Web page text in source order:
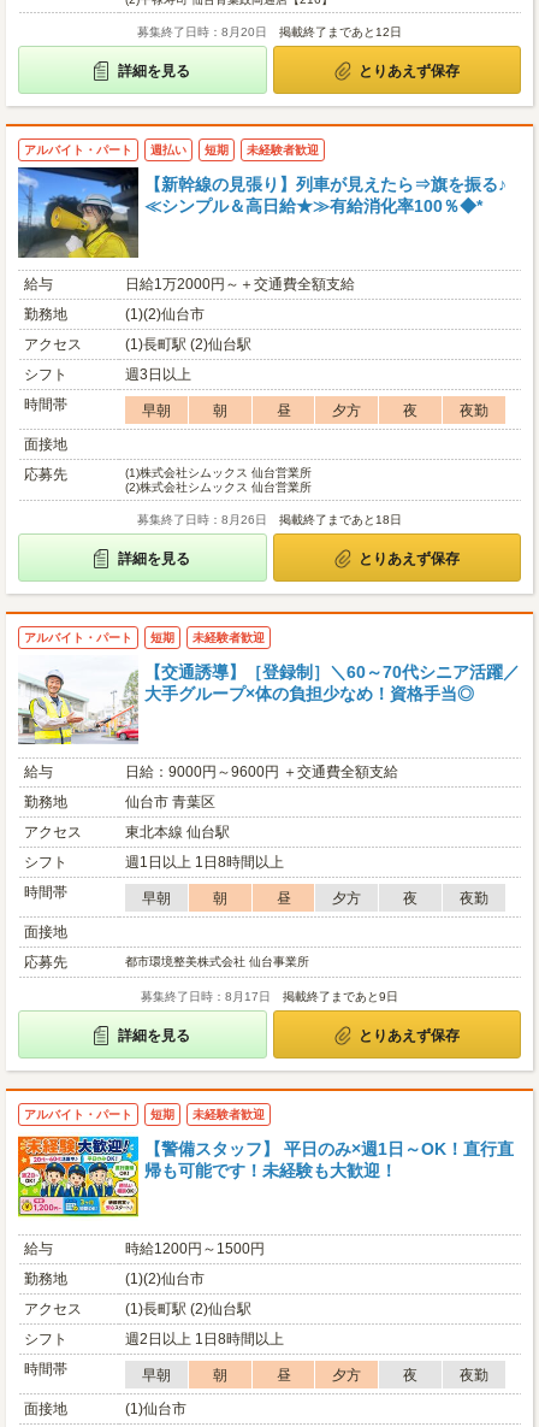
募集終了日時：8月20日 掲載終了まであと12日
詳細を見る とりあえず保存
アルバイト・パート 週払い 短期 未経験者歓迎
【新幹線の見張り】列車が見えたら⇒旗を振る♪
≪シンプル＆高日給★≫有給消化率100％◆*
給与
日給1万2000円～＋交通費全額支給
勤務地
(1)(2)仙台市
アクセス
(1)長町駅 (2)仙台駅
シフト
週3日以上
時間帯
早朝 朝 昼 夕方 夜
夜勤
面接地
応募先
(1)株式会社シムックス 仙台営業所
(2)株式会社シムックス 仙台営業所
募集終了日時：8月26日 掲載終了まであと18日
詳細を見る とりあえず保存
アルバイト・パート 短期 未経験者歓迎
【交通誘導】［登録制］＼60～70代シニア活躍／
大手グループ×体の負担少なめ！資格手当◎
給与
日給：9000円～9600円 ＋交通費全額支給
勤務地
仙台市 青葉区
アクセス
東北本線 仙台駅
シフト
週1日以上 1日8時間以上
時間帯
早朝 朝 昼 夕方 夜
夜勤
面接地
応募先
都市環境整美株式会社 仙台事業所
募集終了日時：8月17日 掲載終了まであと9日
詳細を見る とりあえず保存
アルバイト・パート 短期 未経験者歓迎
【警備スタッフ】 平日のみ×週1日～OK！直行直
帰も可能です！未経験も大歓迎！
給与
時給1200円～1500円
勤務地
(1)(2)仙台市
アクセス
(1)長町駅 (2)仙台駅
シフト
週2日以上 1日8時間以上
時間帯
早朝 朝 昼 夕方 夜
夜勤
面接地
(1)仙台市